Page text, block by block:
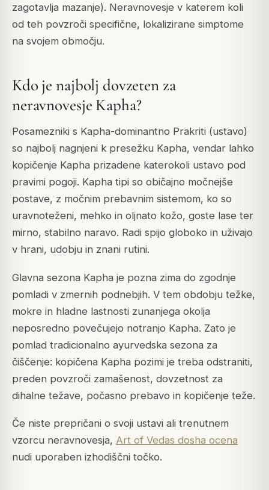
zagotavlja mazanje). Neravnovesje v katerem koli
od teh povzroči specifične, lokalizirane simptome
na svojem območju.
Kdo je najbolj dovzeten za
neravnovesje Kapha?
Posamezniki s Kapha-dominantno Prakriti (ustavo)
so najbolj nagnjeni k presežku Kapha, vendar lahko
kopičenje Kapha prizadene katerokoli ustavo pod
pravimi pogoji. Kapha tipi so običajno močnejše
postave, z močnim prebavnim sistemom, ko so
uravnoteženi, mehko in oljnato kožo, goste lase ter
mirno, stabilno naravo. Radi spijo globoko in uživajo
v hrani, udobju in znani rutini.
Glavna sezona Kapha je pozna zima do zgodnje
pomladi v zmernih podnebjih. V tem obdobju težke,
mokre in hladne lastnosti zunanjega okolja
neposredno povečujejo notranjo Kapha. Zato je
pomlad tradicionalno ayurvedska sezona za
čiščenje: kopičena Kapha pozimi je treba odstraniti,
preden povzroči zamašenost, dovzetnost za
dihalne težave, počasno prebavo in kopičenje teže.
Če niste prepričani o svoji ustavi ali trenutnem
vzorcu neravnovesja, Art of Vedas dosha ocena
nudi uporaben izhodiščni točko.